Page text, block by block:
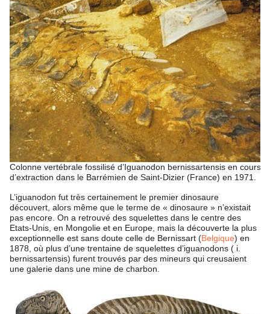
Colonne vertébrale fossilisé d’Iguanodon bernissartensis en cours
d’extraction dans le Barrémien de Saint-Dizier (France) en 1971.
L’iguanodon fut très certainement le premier dinosaure
découvert, alors même que le terme de « dinosaure » n’existait
pas encore. On a retrouvé des squelettes dans le centre des
Etats-Unis, en Mongolie et en Europe, mais la découverte la plus
exceptionnelle est sans doute celle de Bernissart (Belgique) en
1878, où plus d’une trentaine de squelettes d’iguanodons ( i.
bernissartensis) furent trouvés par des mineurs qui creusaient
une galerie dans une mine de charbon.